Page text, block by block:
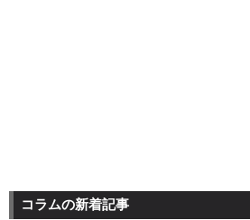
コラムの新着記事